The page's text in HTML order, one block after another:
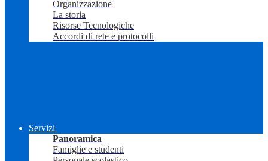
Organizzazione
La storia
Risorse Tecnologiche
Accordi di rete e protocolli
Servizi
Panoramica
Famiglie e studenti